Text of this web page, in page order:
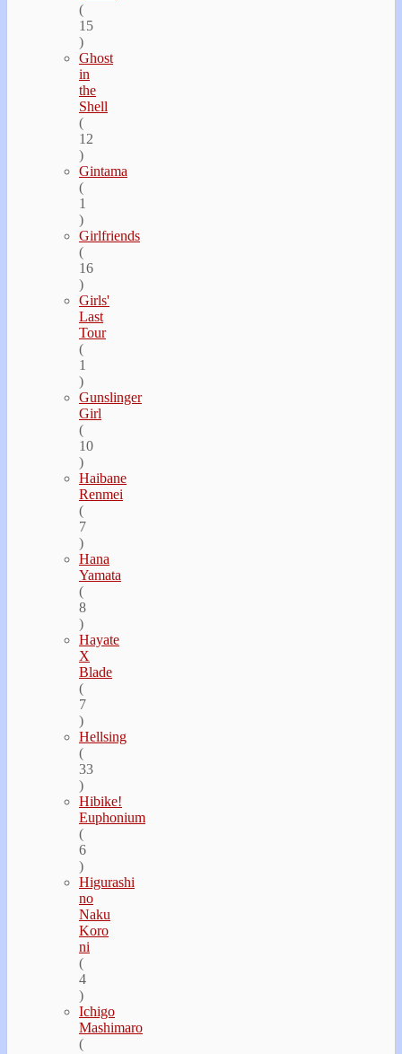
(
15
)
Ghost
in
the
Shell
(
12
)
Gintama
(
1
)
Girlfriends
(
16
)
Girls'
Last
Tour
(
1
)
Gunslinger
Girl
(
10
)
Haibane
Renmei
(
7
)
Hana
Yamata
(
8
)
Hayate
Х
Blade
(
7
)
Hellsing
(
33
)
Hibike!
Euphonium
(
6
)
Higurashi
no
Naku
Koro
ni
(
4
)
Ichigo
Mashimaro
(